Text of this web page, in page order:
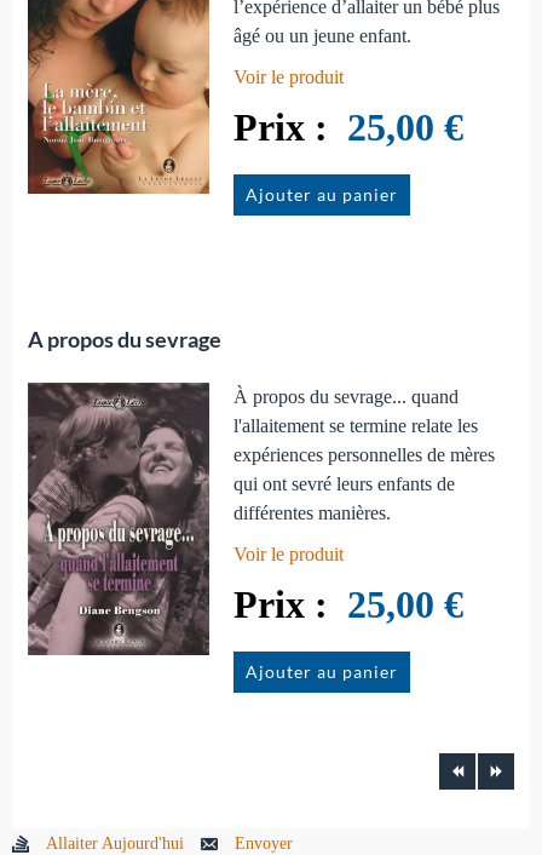
l’expérience d’allaiter un bébé plus
âgé ou un jeune enfant.
Voir le produit
25,00 €
Ajouter au panier
A propos du sevrage
À propos du sevrage... quand
l'allaitement se termine relate les
expériences personnelles de mères
qui ont sevré leurs enfants de
différentes manières.
Voir le produit
25,00 €
Ajouter au panier
Allaiter Aujourd'hui Envoyer